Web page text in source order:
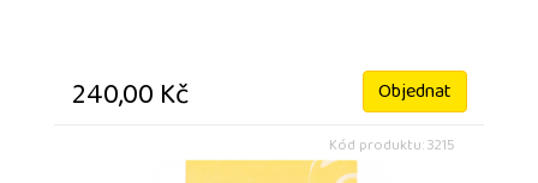
240,00 Kč Objednat
Kód produktu: 3215